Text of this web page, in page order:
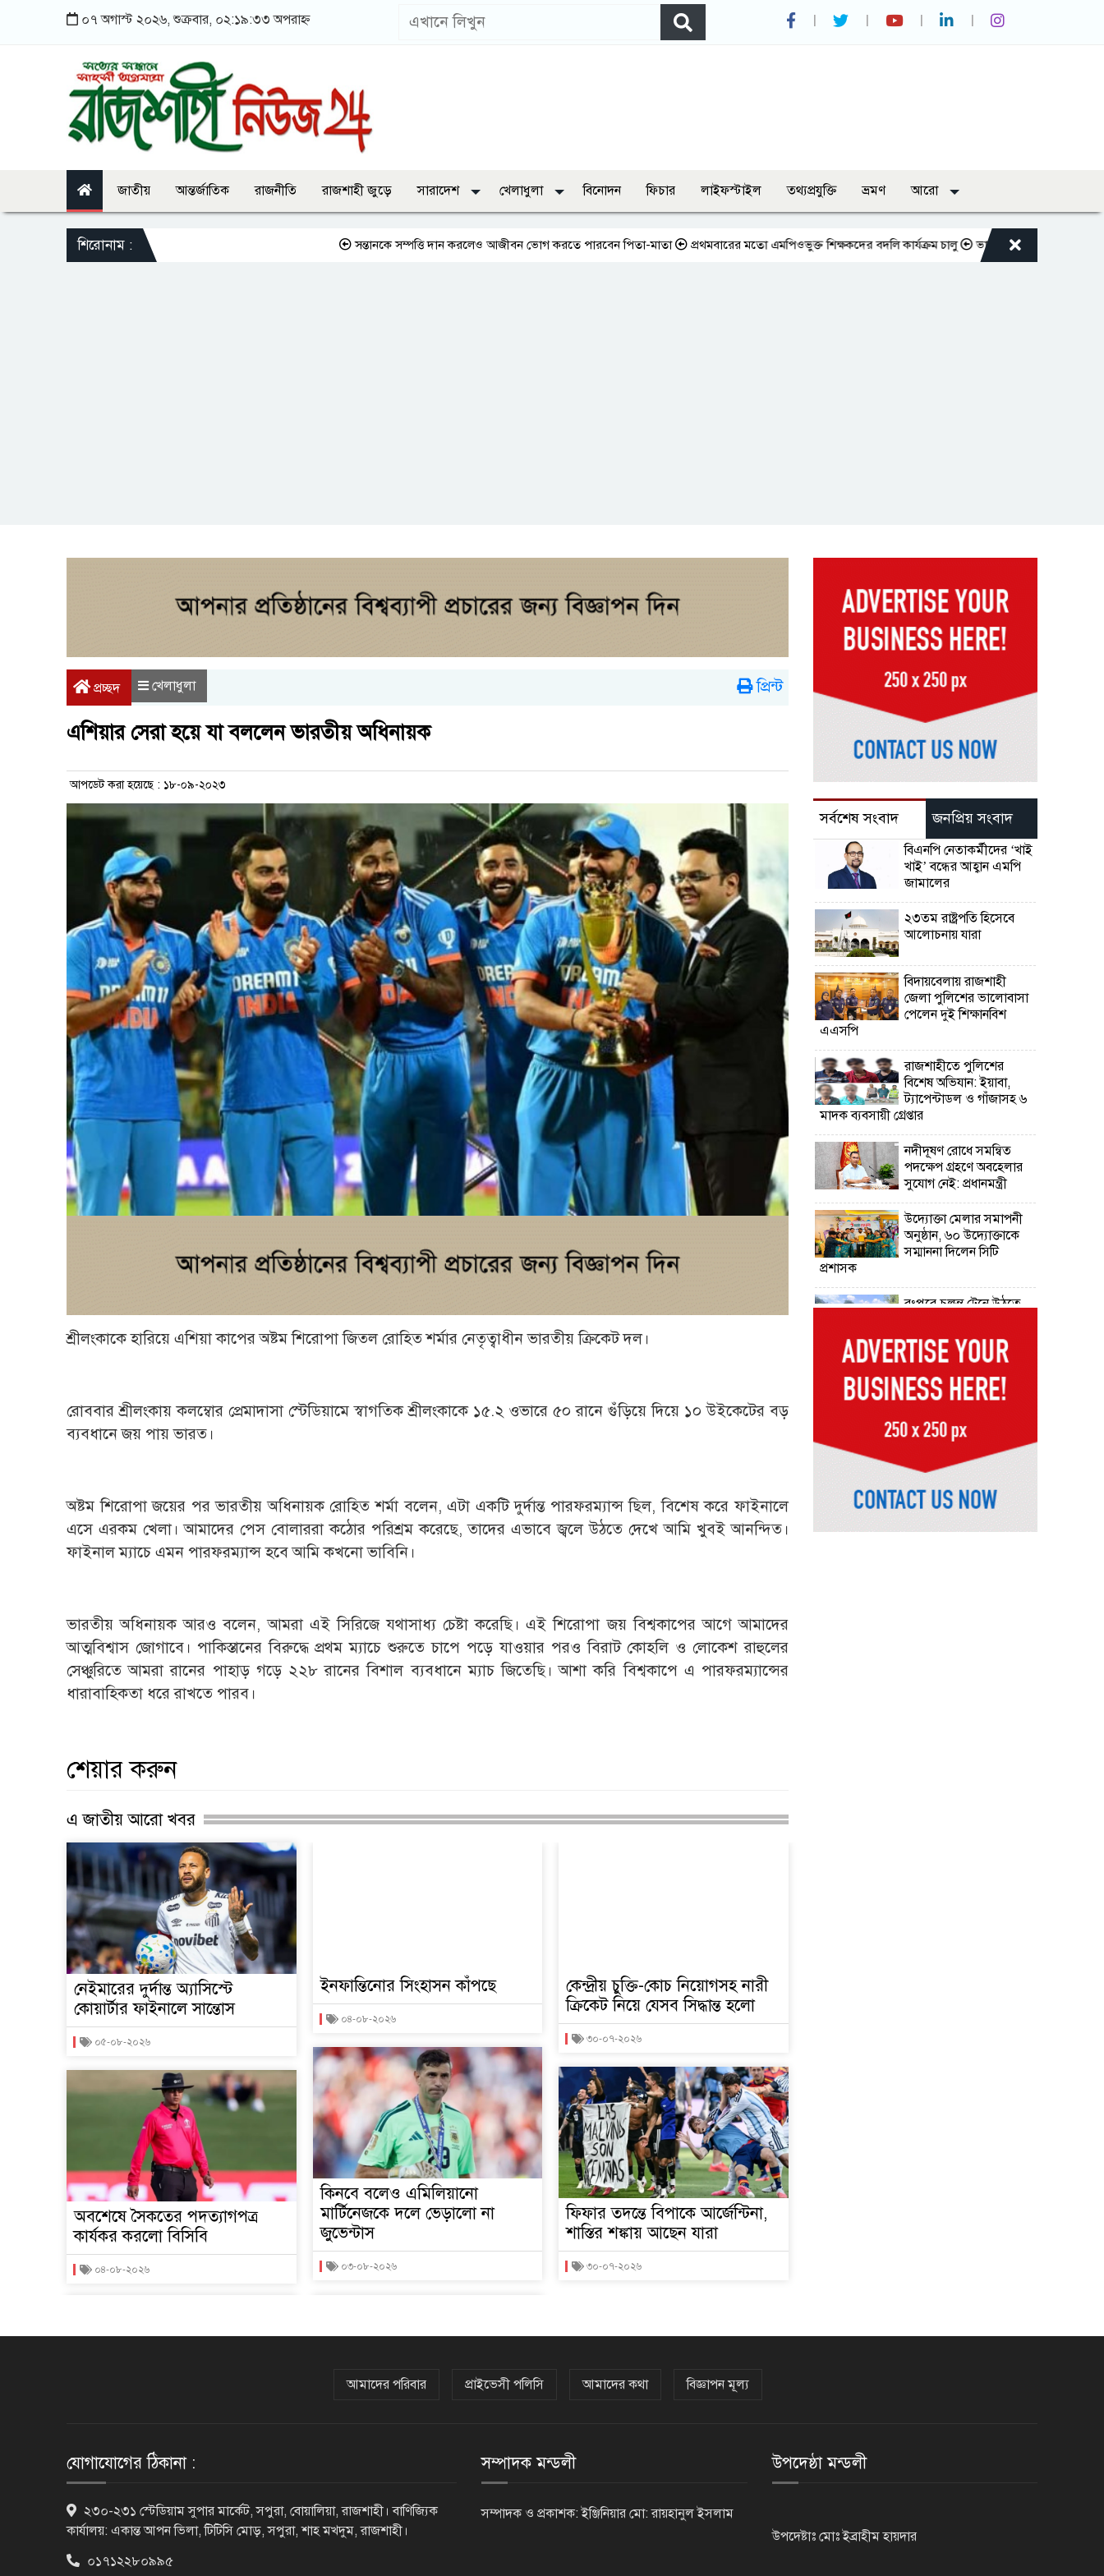
০৭ অগাস্ট ২০২৬, শুক্রবার, ০২:১৯:৩৩ অপরাহ্ন
জাতীয় আন্তর্জাতিক রাজনীতি রাজশাহী জুড়ে সারাদেশ খেলাধুলা বিনোদন ফিচার লাইফস্টাইল তথ্যপ্রযুক্তি ভ্রমণ আরো
শিরোনাম : সন্তানকে সম্পত্তি দান করলেও আজীবন ভোগ করতে পারবেন পিতা-মাতা প্রথমবারের মতো এমপিওভুক্ত শিক্ষকদের বদলি কার্যক্রম চালু ভারপ্রাপ্ত রাষ্ট্রপতিকে শুভেচ্ছা
প্রচ্ছদ খেলাধুলা প্রিন্ট
এশিয়ার সেরা হয়ে যা বললেন ভারতীয় অধিনায়ক
আপডেট করা হয়েছে : ১৮-০৯-২০২৩
শ্রীলংকাকে হারিয়ে এশিয়া কাপের অষ্টম শিরোপা জিতল রোহিত শর্মার নেতৃত্বাধীন ভারতীয় ক্রিকেট দল।
রোববার শ্রীলংকায় কলম্বোর প্রেমাদাসা স্টেডিয়ামে স্বাগতিক শ্রীলংকাকে ১৫.২ ওভারে ৫০ রানে গুঁড়িয়ে দিয়ে ১০ উইকেটের বড়
ব্যবধানে জয় পায় ভারত।
অষ্টম শিরোপা জয়ের পর ভারতীয় অধিনায়ক রোহিত শর্মা বলেন, এটা একটি দুর্দান্ত পারফরম্যান্স ছিল, বিশেষ করে ফাইনালে
এসে এরকম খেলা। আমাদের পেস বোলাররা কঠোর পরিশ্রম করেছে, তাদের এভাবে জ্বলে উঠতে দেখে আমি খুবই আনন্দিত।
ফাইনাল ম্যাচে এমন পারফরম্যান্স হবে আমি কখনো ভাবিনি।
ভারতীয় অধিনায়ক আরও বলেন, আমরা এই সিরিজে যথাসাধ্য চেষ্টা করেছি। এই শিরোপা জয় বিশ্বকাপের আগে আমাদের
আত্মবিশ্বাস জোগাবে। পাকিস্তানের বিরুদ্ধে প্রথম ম্যাচে শুরুতে চাপে পড়ে যাওয়ার পরও বিরাট কোহলি ও লোকেশ রাহুলের
সেঞ্চুরিতে আমরা রানের পাহাড় গড়ে ২২৮ রানের বিশাল ব্যবধানে ম্যাচ জিতেছি। আশা করি বিশ্বকাপে এ পারফরম্যান্সের
ধারাবাহিকতা ধরে রাখতে পারব।
শেয়ার করুন
এ জাতীয় আরো খবর
নেইমারের দুর্দান্ত অ্যাসিস্টে
কোয়ার্টার ফাইনালে সান্তোস
০৫-০৮-২০২৬
অবশেষে সৈকতের পদত্যাগপত্র
কার্যকর করলো বিসিবি
০৪-০৮-২০২৬
ইনফান্তিনোর সিংহাসন কাঁপছে
০৪-০৮-২০২৬
কিনবে বলেও এমিলিয়ানো
মার্টিনেজকে দলে ভেড়ালো না
জুভেন্টাস
০৩-০৮-২০২৬
কেন্দ্রীয় চুক্তি-কোচ নিয়োগসহ নারী
ক্রিকেট নিয়ে যেসব সিদ্ধান্ত হলো
৩০-০৭-২০২৬
ফিফার তদন্তে বিপাকে আর্জেন্টিনা,
শাস্তির শঙ্কায় আছেন যারা
৩০-০৭-২০২৬
সর্বশেষ সংবাদ জনপ্রিয় সংবাদ
বিএনপি নেতাকর্মীদের ‘খাই
খাই’ বন্ধের আহ্বান এমপি
জামালের
২৩তম রাষ্ট্রপতি হিসেবে
আলোচনায় যারা
বিদায়বেলায় রাজশাহী
জেলা পুলিশের ভালোবাসা
পেলেন দুই শিক্ষানবিশ
এএসপি
রাজশাহীতে পুলিশের
বিশেষ অভিযান: ইয়াবা,
ট্যাপেন্টাডল ও গাঁজাসহ ৬
মাদক ব্যবসায়ী গ্রেপ্তার
নদীদূষণ রোধে সমন্বিত
পদক্ষেপ গ্রহণে অবহেলার
সুযোগ নেই: প্রধানমন্ত্রী
উদ্যোক্তা মেলার সমাপনী
অনুষ্ঠান, ৬০ উদ্যোক্তাকে
সম্মাননা দিলেন সিটি
প্রশাসক
রংপুরে চলন্ত ট্রেনে উঠতে
মৃত্যু
তারিখ ঘোষণা
সাভারের রাজপথে রক্তের
দাগ, স্মৃতিতে এখনও ৫
আগস্ট
ভিসাসেবা নিয়ে ভারতীয়
হাইকমিশনের সতর্কতা
জারি
আমাদের পরিবার প্রাইভেসী পলিসি আমাদের কথা বিজ্ঞাপন মূল্য
যোগাযোগের ঠিকানা :
২৩০-২৩১ স্টেডিয়াম সুপার মার্কেট, সপুরা, বোয়ালিয়া, রাজশাহী। বাণিজ্যিক
কার্যালয়: একান্ত আপন ভিলা, টিটিসি মোড়, সপুরা, শাহ মখদুম, রাজশাহী।
০১৭১২২৮০৯৯৫
সম্পাদক মন্ডলী
সম্পাদক ও প্রকাশক: ইঞ্জিনিয়ার মো: রায়হানুল ইসলাম
উপদেষ্ঠা মন্ডলী
উপদেষ্টাঃ মোঃ ইব্রাহীম হায়দার